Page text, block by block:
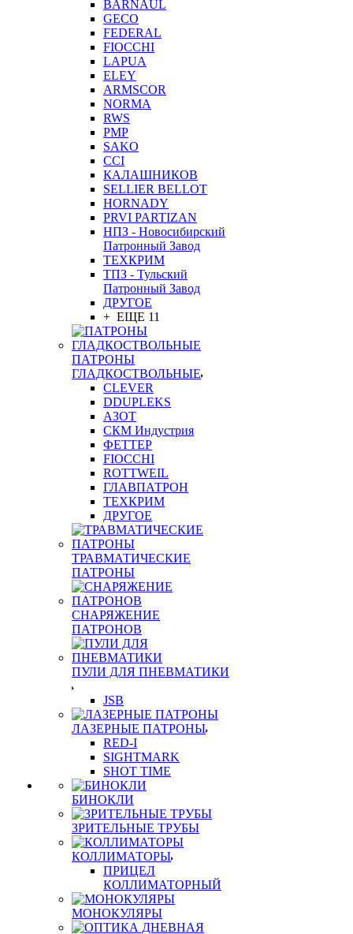
BARNAUL
GEСO
FEDERAL
FIOCCHI
LAPUA
ELEY
ARMSCOR
NORMA
RWS
PMP
SAKO
CCI
КАЛАШНИКОВ
SELLIER BELLOT
HORNADY
PRVI PARTIZAN
НПЗ - Новосибирский
Патронный Завод
ТЕХКРИМ
ТПЗ - Тульский
Патронный Завод
ДРУГОЕ
+ ЕЩЕ 11
ПАТРОНЫ
ГЛАДКОСТВОЛЬНЫЕ
CLEVER
DDUPLEKS
АЗОТ
СКМ Индустрия
ФЕТТЕР
FIOCCHI
ROTTWEIL
ГЛАВПАТРОН
ТЕХКРИМ
ДРУГОЕ
ТРАВМАТИЧЕСКИЕ
ПАТРОНЫ
СНАРЯЖЕНИЕ
ПАТРОНОВ
ПУЛИ ДЛЯ ПНЕВМАТИКИ
JSB
ЛАЗЕРНЫЕ ПАТРОНЫ
RED-I
SIGHTMARK
SHOT TIME
БИНОКЛИ
ЗРИТЕЛЬНЫЕ ТРУБЫ
КОЛЛИМАТОРЫ
ПРИЦЕЛ
КОЛЛИМАТОРНЫЙ
МОНОКУЛЯРЫ